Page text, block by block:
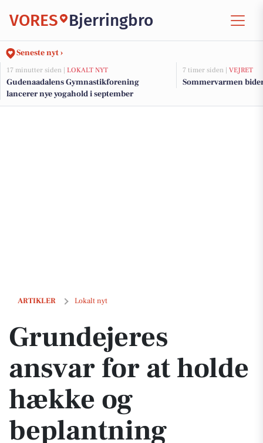
VORES Bjerringbro
Seneste nyt ›
17 minutter siden | LOKALT NYT
Gudenaadalens Gymnastikforening
lancerer nye yogahold i september
7 timer siden | VEJRET
Sommervarmen
ARTIKLER Lokalt nyt
Grundejeres ansvar for at holde hække og beplantning klippet af
Grundejeres
ansvar for at holde
hække og
beplantning